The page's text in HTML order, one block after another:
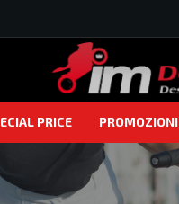
PRICE PROMOZIONI